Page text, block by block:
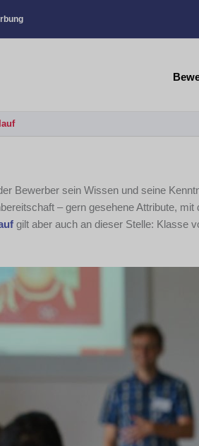
Bewerber sein Wissen und seine
– gern gesehene Attribute,
gilt aber auch an dieser Stelle: Klasse